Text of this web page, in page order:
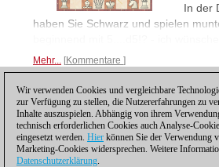
In der
haben Sie Schwarz und spielen
Mehr... Kommentare
Posting: 19 - 36
Wir verwenden Cookies und vergleichbare
zur Verfügung zu stellen, die Nutzererfahrungen zu
Inhalte auszuspielen. Abhängig von ihrem
technisch erforderlichen Cookies auch Analyse-
eingesetzt werden. Hier können Sie der Verwendung
Marketing-Cookies widersprechen. Weitere
Datenschutzerklärung.